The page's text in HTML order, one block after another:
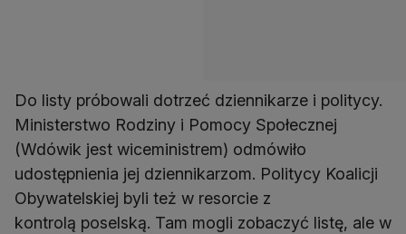
Do listy próbowali dotrzeć dziennikarze i politycy.
Ministerstwo Rodziny i Pomocy Społecznej
(Wdówik jest wiceministrem) odmówiło
udostępnienia jej dziennikarzom. Politycy Koalicji
Obywatelskiej byli też w resorcie z
kontrolą poselską. Tam mogli zobaczyć listę, ale w